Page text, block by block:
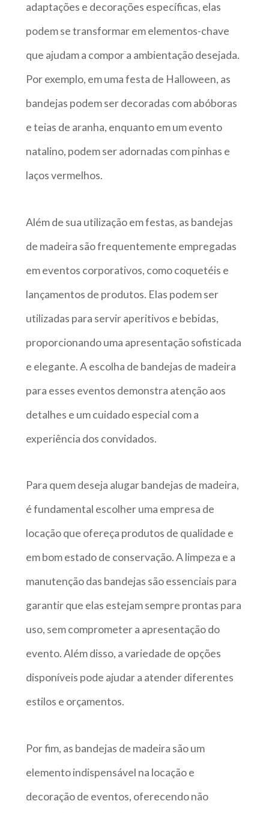
adaptações e decorações específicas, elas
podem se transformar em elementos-chave
que ajudam a compor a ambientação desejada.
Por exemplo, em uma festa de Halloween, as
bandejas podem ser decoradas com abóboras
e teias de aranha, enquanto em um evento
natalino, podem ser adornadas com pinhas e
laços vermelhos.
Além de sua utilização em festas, as bandejas
de madeira são frequentemente empregadas
em eventos corporativos, como coquetéis e
lançamentos de produtos. Elas podem ser
utilizadas para servir aperitivos e bebidas,
proporcionando uma apresentação sofisticada
e elegante. A escolha de bandejas de madeira
para esses eventos demonstra atenção aos
detalhes e um cuidado especial com a
experiência dos convidados.
Para quem deseja alugar bandejas de madeira,
é fundamental escolher uma empresa de
locação que ofereça produtos de qualidade e
em bom estado de conservação. A limpeza e a
manutenção das bandejas são essenciais para
garantir que elas estejam sempre prontas para
uso, sem comprometer a apresentação do
evento. Além disso, a variedade de opções
disponíveis pode ajudar a atender diferentes
estilos e orçamentos.
Por fim, as bandejas de madeira são um
elemento indispensável na locação e
decoração de eventos, oferecendo não